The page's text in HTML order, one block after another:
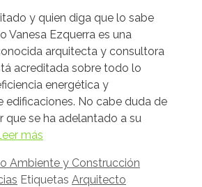
y quien diga que lo sabe
Vanesa Ezquerra es una
arquitecta y consultora
acreditada sobre todo lo
energética y
edificaciones. No cabe duda de
que se ha adelantado a su
más
Ambiente y Construcción
Etiquetas Arquitecto